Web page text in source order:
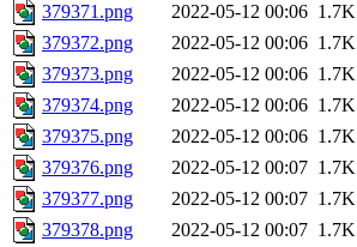
379371.png
2022-05-12 00:06 1.7K
379372.png
2022-05-12 00:06 1.7K
379373.png
2022-05-12 00:06 1.7K
379374.png
2022-05-12 00:06 1.7K
379375.png
2022-05-12 00:06 1.7K
379376.png
2022-05-12 00:07 1.7K
379377.png
2022-05-12 00:07 1.7K
379378.png
2022-05-12 00:07 1.7K